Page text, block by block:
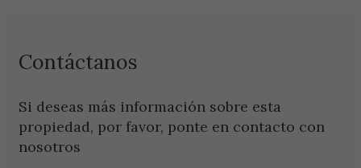
Contáctanos
Si deseas más información sobre esta
propiedad, por favor, ponte en contacto con
nosotros